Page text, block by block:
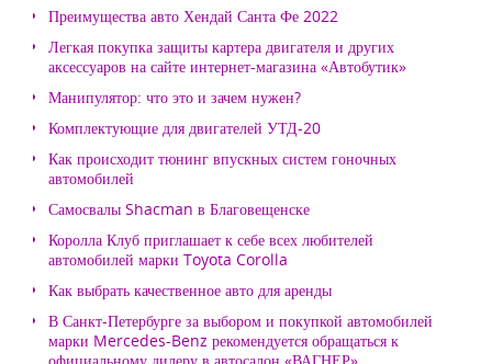
Преимущества авто Хендай Санта Фе 2022
Легкая покупка защиты картера двигателя и других
аксессуаров на сайте интернет-магазина «Автобутик»
Манипулятор: что это и зачем нужен?
Комплектующие для двигателей УТД-20
Как происходит тюнинг впускных систем гоночных
автомобилей
Самосвалы Shacman в Благовещенске
Королла Клуб приглашает к себе всех любителей
автомобилей марки Toyota Corolla
Как выбрать качественное авто для аренды
В Санкт-Петербурге за выбором и покупкой автомобилей
марки Mercedes-Benz рекомендуется обращаться к